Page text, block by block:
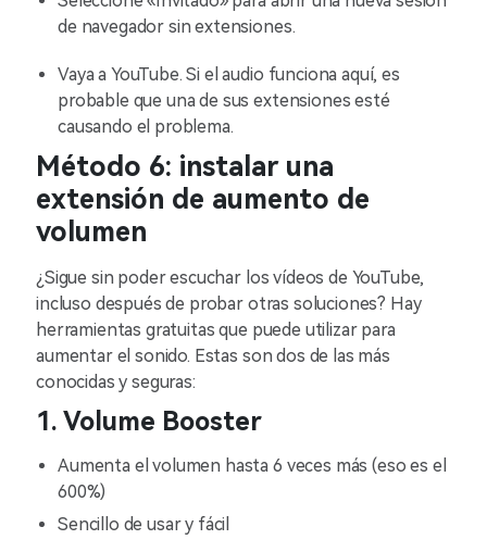
de navegador sin extensiones.
Vaya a YouTube. Si el audio funciona aquí, es
probable que una de sus extensiones esté
causando el problema.
Método 6: instalar una
extensión de aumento de
volumen
¿Sigue sin poder escuchar los vídeos de YouTube,
incluso después de probar otras soluciones? Hay
herramientas gratuitas que puede utilizar para
aumentar el sonido. Estas son dos de las más
conocidas y seguras:
1. Volume Booster
Aumenta el volumen hasta 6 veces más (eso es el
600%)
Sencillo de usar y fácil